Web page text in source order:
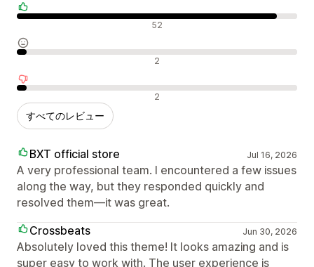
肯定的なレビュー 52
中間的なレビュー 2
否定的なレビュー 2
すべてのレビュー
BXT official store Jul 16, 2026
A very professional team. I encountered a few issues
along the way, but they responded quickly and
resolved them—it was great.
Crossbeats
Jun 30, 2026
Absolutely loved this theme! It looks amazing and is
super easy to work with. The user experience is